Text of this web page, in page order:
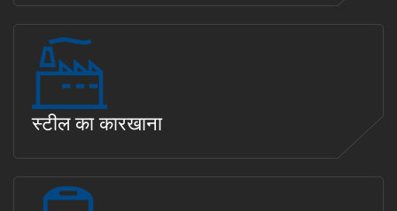
स्टील का कारखाना